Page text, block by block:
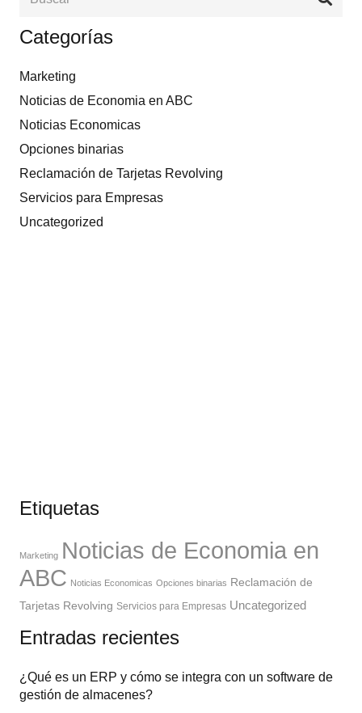
Categorías
Marketing
Noticias de Economia en ABC
Noticias Economicas
Opciones binarias
Reclamación de Tarjetas Revolving
Servicios para Empresas
Uncategorized
Etiquetas
Marketing Noticias de Economia en
ABC Noticias Economicas Opciones binarias Reclamación de
Tarjetas Revolving Servicios para Empresas Uncategorized
Entradas recientes
¿Qué es un ERP y cómo se integra con un software de
gestión de almacenes?